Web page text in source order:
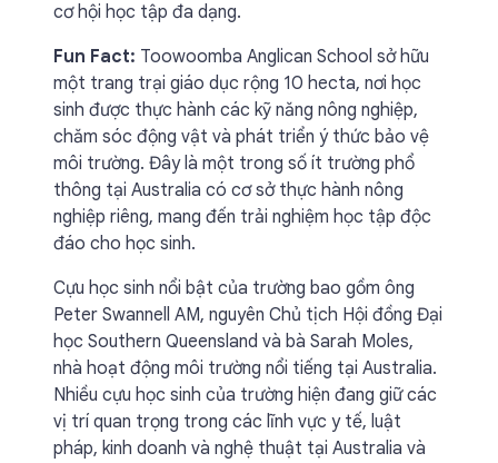
cơ hội học tập đa dạng.
Fun Fact: Toowoomba Anglican School sở hữu
một trang trại giáo dục rộng 10 hecta, nơi học
sinh được thực hành các kỹ năng nông nghiệp,
chăm sóc động vật và phát triển ý thức bảo vệ
môi trường. Đây là một trong số ít trường phổ
thông tại Australia có cơ sở thực hành nông
nghiệp riêng, mang đến trải nghiệm học tập độc
đáo cho học sinh.
Cựu học sinh nổi bật của trường bao gồm ông
Peter Swannell AM, nguyên Chủ tịch Hội đồng Đại
học Southern Queensland và bà Sarah Moles,
nhà hoạt động môi trường nổi tiếng tại Australia.
Nhiều cựu học sinh của trường hiện đang giữ các
vị trí quan trọng trong các lĩnh vực y tế, luật
pháp, kinh doanh và nghệ thuật tại Australia và